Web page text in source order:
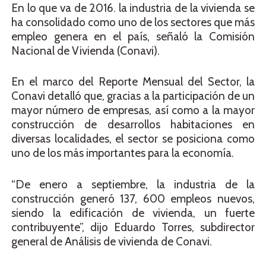
En lo que va de 2016. la industria de la vivienda se
ha consolidado como uno de los sectores que más
empleo genera en el país, señaló la Comisión
Nacional de Vivienda (Conavi).
En el marco del Reporte Mensual del Sector, la
Conavi detalló que, gracias a la participación de un
mayor número de empresas, así como a la mayor
construcción de desarrollos habitaciones en
diversas localidades, el sector se posiciona como
uno de los más importantes para la economía.
“De enero a septiembre, la industria de la
construcción generó 137, 600 empleos nuevos,
siendo la edificación de vivienda, un fuerte
contribuyente”, dijo Eduardo Torres, subdirector
general de Análisis de vivienda de Conavi.